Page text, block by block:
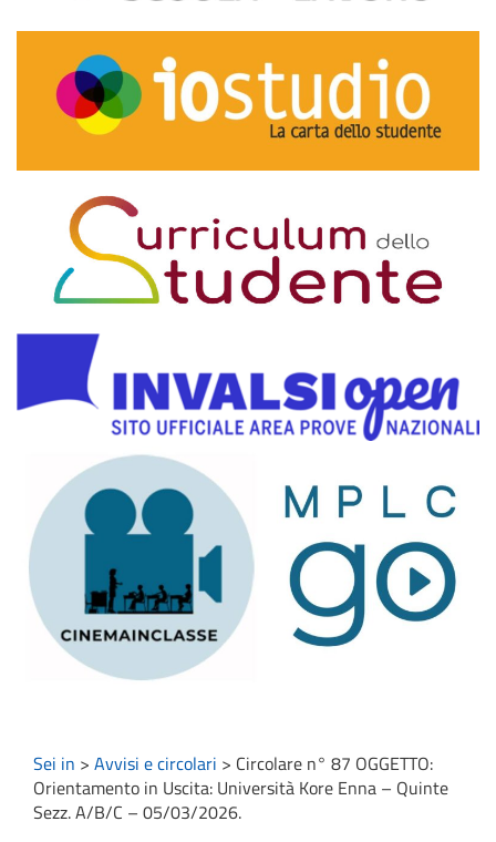
Sei in > Avvisi e circolari > Circolare n° 87 OGGETTO:
Orientamento in Uscita: Università Kore Enna – Quinte
Sezz. A/B/C – 05/03/2026.